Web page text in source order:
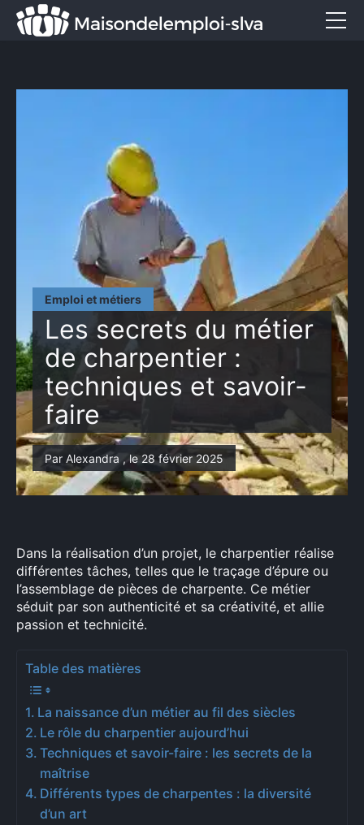
Emploi et métiers
Les secrets du métier
de charpentier :
techniques et savoir-
faire
Par Alexandra , le 28 février 2025
Dans la réalisation d’un projet, le charpentier réalise
différentes tâches, telles que le traçage d’épure ou
l’assemblage de pièces de charpente. Ce métier
séduit par son authenticité et sa créativité, et allie
passion et technicité.
Table des matières
La naissance d’un métier au fil des siècles
Le rôle du charpentier aujourd’hui
Techniques et savoir-faire : les secrets de la
maîtrise
Différents types de charpentes : la diversité
d’un art
Formation
CONTACT